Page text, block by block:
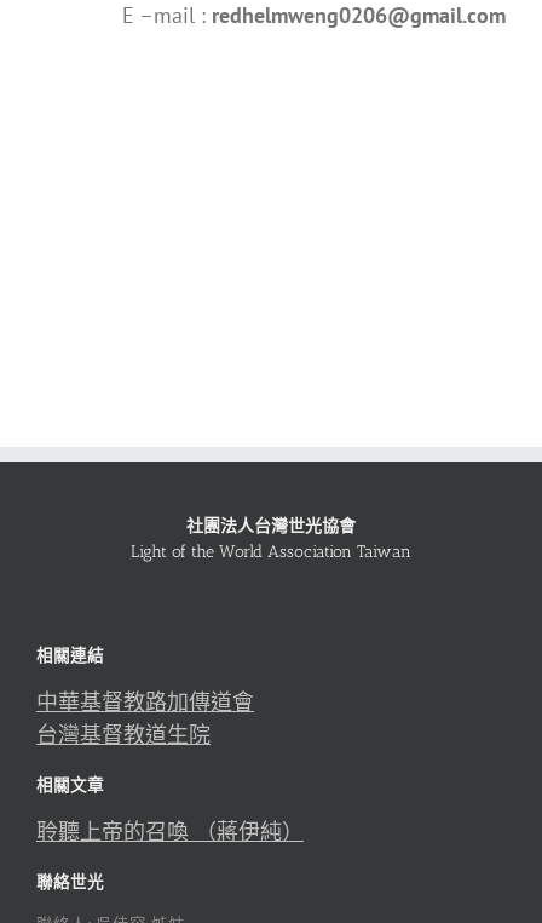
E –mail : redhelmweng0206@gmail.com
社團法人台灣世光協會
Light of the World Association Taiwan
相關連結
中華基督教路加傳道會
台灣基督教道生院
相關文章
聆聽上帝的召喚 （蔣伊純）
聯絡世光